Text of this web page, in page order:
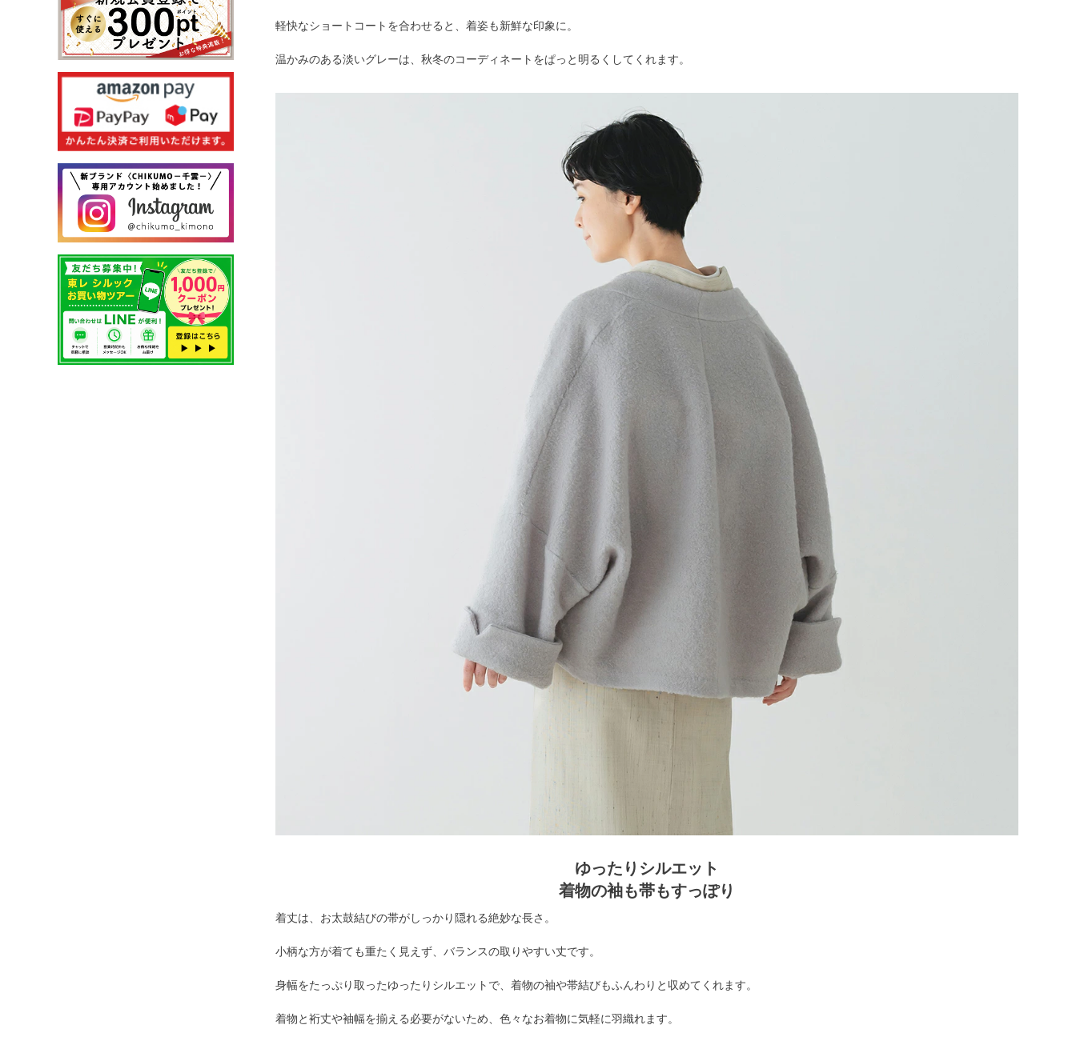
軽快なショートコートを合わせると、着姿も新鮮な印象に。
温かみのある淡いグレーは、秋冬のコーディネートをぱっと明るくしてくれます。
ゆったりシルエット
着物の袖も帯もすっぽり
着丈は、お太鼓結びの帯がしっかり隠れる絶妙な長さ。
小柄な方が着ても重たく見えず、バランスの取りやすい丈です。
身幅をたっぷり取ったゆったりシルエットで、着物の袖や帯結びもふんわりと収めてくれます。
着物と裄丈や袖幅を揃える必要がないため、色々なお着物に気軽に羽織れます。